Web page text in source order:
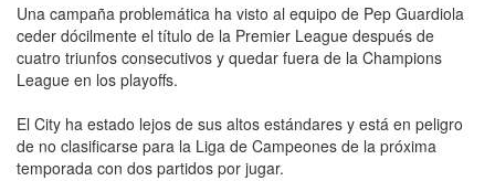
Una campaña problemática ha visto al equipo de Pep Guardiola
ceder dócilmente el título de la Premier League después de
cuatro triunfos consecutivos y quedar fuera de la Champions
League en los playoffs.
El City ha estado lejos de sus altos estándares y está en peligro
de no clasificarse para la Liga de Campeones de la próxima
temporada con dos partidos por jugar.